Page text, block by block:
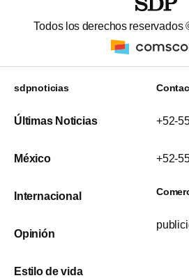
Todos los derechos reservados
sdpnoticias
Últimas Noticias
México
Internacional
Opinión
Estilo de vida
+52-
+52-